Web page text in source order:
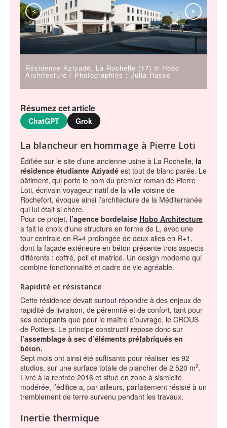
Résidence Aziyadé, La Rochelle (17) © Hobo
Architecture / Photographies : Julia Hasse
< >
Résumez cet article
ChatGPT Grok
La blancheur en hommage à Pierre Loti
Édifiée sur le site d’une ancienne usine à La Rochelle, la
résidence étudiante Aziyadé est tout de blanc parée. Le
bâtiment, qui porte le nom du premier roman de Pierre
Loti, écrivain voyageur natif de la ville voisine de
Rochefort, évoque ainsi l’architecture de la Méditerranée
qui lui était si chère.
Pour ce projet, l’agence bordelaise Hobo Architecture
a fait le choix d’une structure en forme de L, avec une
tour centrale en R+4 prolongée de deux ailes en R+1,
dont la façade extérieure en béton présente trois aspects
différents : coffré, poli et matricé. Un design moderne qui
combine fonctionnalité et cadre de vie agréable.
Rapidité et résistance
Cette résidence devait surtout répondre à des enjeux de
rapidité de livraison, de pérennité et de confort, tant pour
ses occupants que pour le maître d’ouvrage, le CROUS
de Poitiers. Le principe constructif repose donc sur
l’assemblage à sec d’éléments préfabriqués en
béton.
Sept mois ont ainsi été suffisants pour réaliser les 92
studios, sur une surface totale de plancher de 2 520 m2.
Livré à la rentrée 2016 et situé en zone à sismicité
modérée, l’édifice a, par ailleurs, parfaitement résisté à un
tremblement de terre survenu pendant les travaux.
Inertie thermique